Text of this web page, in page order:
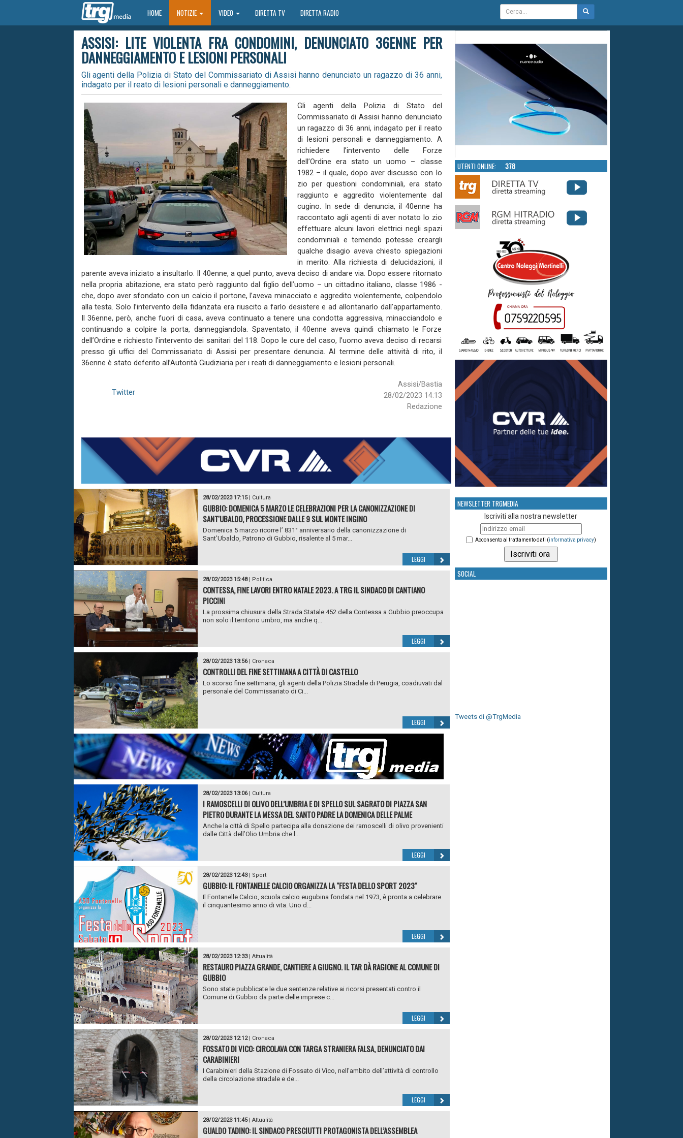
HOMEHOME NOTIZIE VIDEO DIRETTA TV DIRETTA RADIO
ASSISI: LITE VIOLENTA FRA CONDOMINI, DENUNCIATO 36ENNE PER
DANNEGGIAMENTO E LESIONI PERSONALI
Gli agenti della Polizia di Stato del Commissariato di Assisi hanno denunciato un ragazzo di 36 anni,
indagato per il reato di lesioni personali e danneggiamento.
Gli agenti della Polizia di Stato del
Commissariato di Assisi hanno denunciato
un ragazzo di 36 anni, indagato per il reato
di lesioni personali e danneggiamento. A
richiedere l’intervento delle Forze
dell’Ordine era stato un uomo – classe
1982 – il quale, dopo aver discusso con lo
zio per questioni condominiali, era stato
raggiunto e aggredito violentemente dal
cugino. In sede di denuncia, il 40enne ha
raccontato agli agenti di aver notato lo zio
effettuare alcuni lavori elettrici negli spazi
condominiali e temendo potesse creargli
qualche disagio aveva chiesto spiegazioni
in merito. Alla richiesta di delucidazioni, il
parente aveva iniziato a insultarlo. Il 40enne, a quel punto, aveva deciso di andare via. Dopo essere ritornato
nella propria abitazione, era stato però raggiunto dal figlio dell’uomo – un cittadino italiano, classe 1986 -
che, dopo aver sfondato con un calcio il portone, l’aveva minacciato e aggredito violentemente, colpendolo
alla testa. Solo l’intervento della fidanzata era riuscito a farlo desistere e ad allontanarlo dall’appartamento.
Il 36enne, però, anche fuori di casa, aveva continuato a tenere una condotta aggressiva, minacciandolo e
continuando a colpire la porta, danneggiandola. Spaventato, il 40enne aveva quindi chiamato le Forze
dell’Ordine e richiesto l’intervento dei sanitari del 118. Dopo le cure del caso, l’uomo aveva deciso di recarsi
presso gli uffici del Commissariato di Assisi per presentare denuncia. Al termine delle attività di rito, il
36enne è stato deferito all’Autorità Giudiziaria per i reati di danneggiamento e lesioni personali.
Assisi/Bastia
28/02/2023 14:13
Redazione
Twitter
28/02/2023 17:15| Cultura
GUBBIO: DOMENICA 5 MARZO LE CELEBRAZIONI PER LA CANONIZZAZIONE DI
SANT'UBALDO, PROCESSIONE DALLE 9 SUL MONTE INGINO
Domenica 5 marzo ricorre l’ 831° anniversario della canonizzazione di
Sant’Ubaldo, Patrono di Gubbio, risalente al 5 mar...
LEGGI
28/02/2023 15:48| Politica
CONTESSA, FINE LAVORI ENTRO NATALE 2023. A TRG IL SINDACO DI CANTIANO
PICCINI
La prossima chiusura della Strada Statale 452 della Contessa a Gubbio preoccupa
non solo il territorio umbro, ma anche q...
LEGGI
28/02/2023 13:56| Cronaca
CONTROLLI DEL FINE SETTIMANA A CITTÀ DI CASTELLO
Lo scorso fine settimana, gli agenti della Polizia Stradale di Perugia, coadiuvati dal
personale del Commissariato di Ci...
LEGGI
28/02/2023 13:06| Cultura
I RAMOSCELLI DI OLIVO DELL’UMBRIA E DI SPELLO SUL SAGRATO DI PIAZZA SAN
PIETRO DURANTE LA MESSA DEL SANTO PADRE LA DOMENICA DELLE PALME
Anche la città di Spello partecipa alla donazione dei ramoscelli di olivo provenienti
dalle Città dell’Olio Umbria che l...
LEGGI
28/02/2023 12:43| Sport
GUBBIO: IL FONTANELLE CALCIO ORGANIZZA LA "FESTA DELLO SPORT 2023"
Il Fontanelle Calcio, scuola calcio eugubina fondata nel 1973, è pronta a celebrare
il cinquantesimo anno di vita. Uno d...
LEGGI
28/02/2023 12:33| Attualità
RESTAURO PIAZZA GRANDE, CANTIERE A GIUGNO. IL TAR DÀ RAGIONE AL COMUNE DI
GUBBIO
Sono state pubblicate le due sentenze relative ai ricorsi presentati contro il
Comune di Gubbio da parte delle imprese c...
LEGGI
28/02/2023 12:12| Cronaca
FOSSATO DI VICO: CIRCOLAVA CON TARGA STRANIERA FALSA, DENUNCIATO DAI
CARABINIERI
I Carabinieri della Stazione di Fossato di Vico, nell’ambito dell’attività di controllo
della circolazione stradale e de...
LEGGI
28/02/2023 11:45| Attualità
GUALDO TADINO: IL SINDACO PRESCIUTTI PROTAGONISTA DELL’ASSEMBLEA
UTENTI ONLINE: 378
NEWSLETTER TRGMEDIA
Iscriviti alla nostra newsletter
Acconsento al trattamento dati (informativa privacy)
SOCIAL
Tweets di @TrgMedia